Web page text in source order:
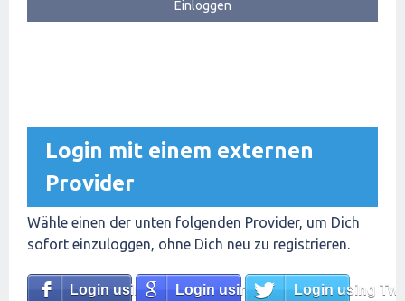
Login mit einem externen
Provider
Wähle einen der unten folgenden Provider, um Dich
sofort einzuloggen, ohne Dich neu zu registrieren.
Login using FacebookLogin using GoogleLogin using